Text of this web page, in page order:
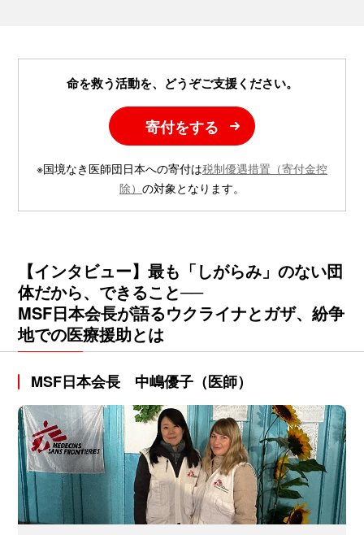
命を救う活動を、どうぞご支援ください。
寄付をする
※国境なき医師団日本への寄付は税制優遇措置（寄付金控
除） の対象となります。
【インタビュー】最も「しがらみ」のない団
体だから、できること──
MSF日本会長が語るウクライナとガザ、紛争
地での医療援助とは
MSF日本会長 中嶋優子（医師）